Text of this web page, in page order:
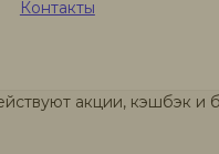
Контакты
на джутовый
и МО можно уточнить на
акции, кэшбэк и